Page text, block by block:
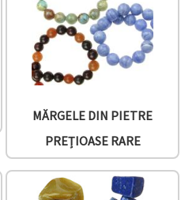
MĂRGELE DIN PIETRE
PREȚIOASE RARE